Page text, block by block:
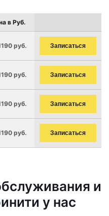
в Руб.
руб. Записаться
руб. Записаться
руб. Записаться
руб. Записаться
и
у нас